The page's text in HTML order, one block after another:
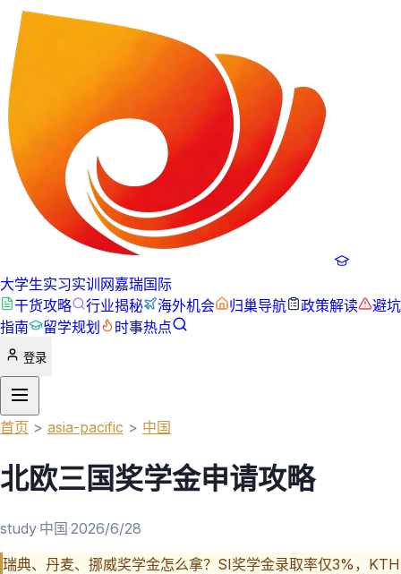
大学生实习实训网嘉瑞国际
干货攻略
行业揭秘 海外机会 归巢导航 政策解读
避坑
指南
留学规划 时事热点
登录
首页 > asia-pacific > 中国
北欧三国奖学金申请攻略
study·中国·2026/6/28
瑞典、丹麦、挪威奖学金怎么拿？SI奖学金录取率仅3%，KTH